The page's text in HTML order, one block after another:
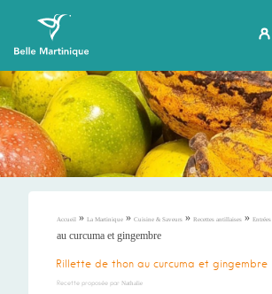
Accueil » La Martinique » Cuisine & Saveurs » Recettes antillaises » Entrées
au curcuma et gingembre
Rillette de thon au curcuma et gingembre
Recette proposée par Nathalie